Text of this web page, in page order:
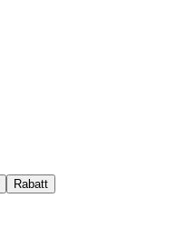
Rabatt